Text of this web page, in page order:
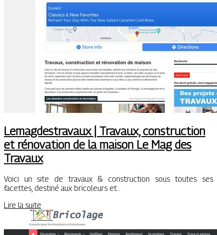
Lemag­destra­vaux | Travaux, construction
et rénovation de la maison Le Mag des
Travaux
Voici un site de travaux & construction sous toutes ses
facettes, destiné aux bricoleurs et…
Lire la suite